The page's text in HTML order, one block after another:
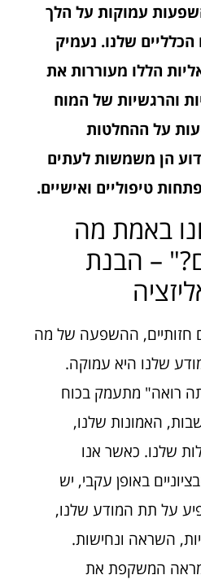
עמוקות על הלך
שלנו. נעמיק
הללו מעוררות את
והרגשיות של המוח
על ההחלטות
הן משמשות לעתים
טיפוליים ואישיים.
באמת מה
– הבנת
חזותיים, ההשפעה של מה
שלנו היא עמוקה.
רואה" מתעמק בכוח
האמונות שלנו,
שלנו. כאשר אנו
באופן עקבי, יש
על תת המודע שלנו,
השראה ונחישות.
המשקפת את